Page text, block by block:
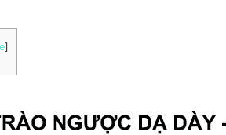
]